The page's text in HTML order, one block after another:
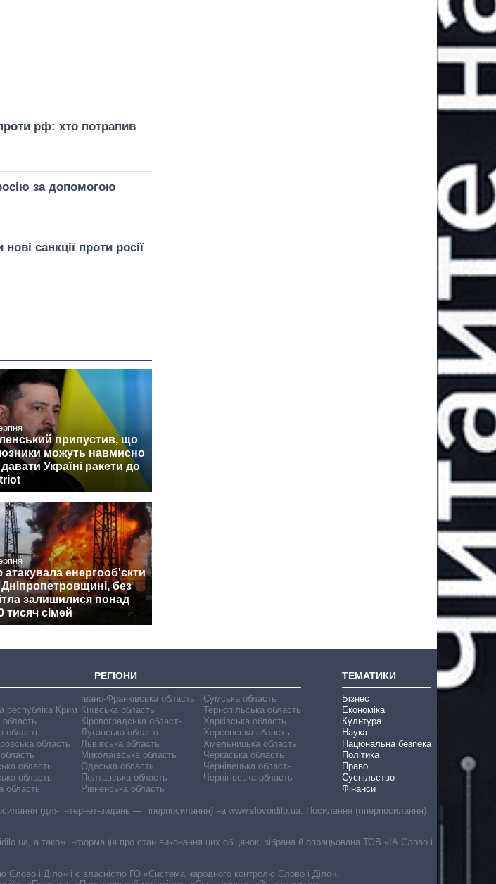
рф: хто потрапив
за допомогою
санкції проти росії
припустив, що
можуть навмисно
Україні ракети до
атакувала енергооб'єкти
Дніпропетровщині, без
залишилися понад
тисяч сімей
РЕГІОНИ
республіка Крим
область
область
область
область
область
область
Івано-Франківська область
Київська область
Кіровоградська область
Луганська область
Львівська область
Миколаївська область
Одеська область
Полтавська область
Рівненська область
Сумська область
Тернопільська область
Харківська область
Херсонська область
Хмельницька область
Черкаська область
Чернівецька область
Чернігівська область
ТЕМАТИКИ
Бізнес
Економіка
Культура
Наука
Національна безпека
Політика
Право
Суспільство
Фінанси
(для інтернет-видань — гіперпосилання) на www.slovoidilo.ua. Посилання (гіперпосилання)
а також інформація про стан виконання цих обіцянок, зібрана й опрацьована ТОВ «ІА Слово і
Слово і Діло» і є власністю ГО «Система народного контролю Слово і Діло».